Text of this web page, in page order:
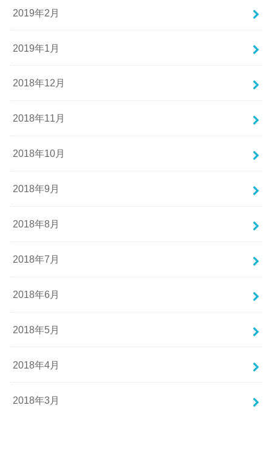
2019年2月
2019年1月
2018年12月
2018年11月
2018年10月
2018年9月
2018年8月
2018年7月
2018年6月
2018年5月
2018年4月
2018年3月